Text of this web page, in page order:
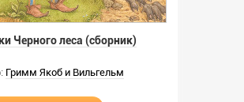
Черного леса (сборник)
Гримм Якоб и Вильгельм